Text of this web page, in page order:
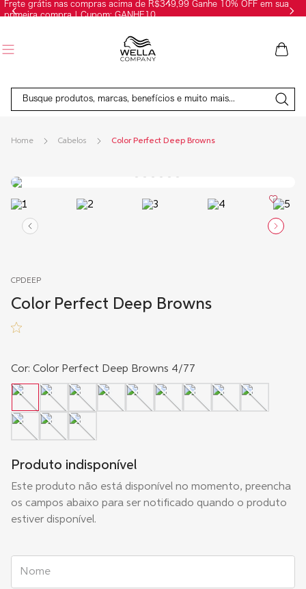
Frete grátis nas compras acima de R$349,99 Ganhe 10% OFF em sua
primeira compra | Cupom: GANHE10
Busque produtos, marcas, benefícios e muito mais...
Cabelos Color Perfect Deep Browns
CPDEEP
Color Perfect Deep Browns
Cor: Color Perfect Deep Browns 4/77
Produto indisponível
Este produto não está disponível no momento, preencha
os campos abaixo para ser notificado quando o produto
estiver disponível.